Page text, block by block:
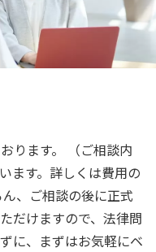
ります。 （ご相談内
ます。詳しくは費用の
、ご相談の後に正式
だけますので、法律問
に、まずはお気軽にベ